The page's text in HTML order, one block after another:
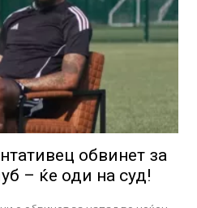
обвинет за
– ќе оди на суд!